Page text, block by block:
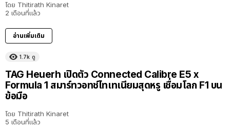
โดย Thitirath Kinaret
2 เดือนที่แล้ว
อ่านเพิ่มเติม
1.7k ดู
TAG Heuerh เปิดตัว Connected Calibre E5 x
Formula 1 สมาร์ทวอทช์ไทเทเนียมสุดหรู เชื่อมโลก F1 บน
ข้อมือ
โดย Thitirath Kinaret
5 เดือนที่แล้ว